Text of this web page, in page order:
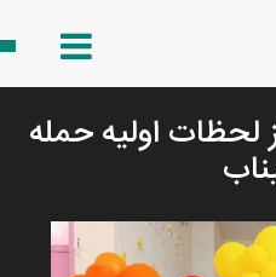
لحظات اولیه حمله